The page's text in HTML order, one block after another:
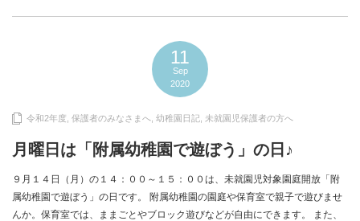
11
Sep
2020
令和2年度 保護者のみなさまへ 幼稚園日記 未就園児保護者の方へ
月曜日は「附属幼稚園で遊ぼう」の日♪
９月１４日（月）の１４：００～１５：００は、未就園児対象園庭開放「附
属幼稚園で遊ぼう」の日です。 附属幼稚園の園庭や保育室で親子で遊びませ
んか。保育室では、ままごとやブロック遊びなどが自由にできます。 また、